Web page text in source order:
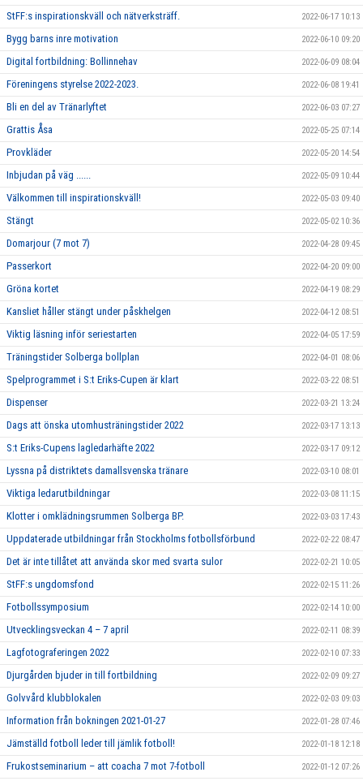
StFF:s inspirationskväll och nätverksträff. 2022-06-17 10:13
Bygg barns inre motivation 2022-06-10 09:20
Digital fortbildning: Bollinnehav 2022-06-09 08:04
Föreningens styrelse 2022-2023. 2022-06-08 19:41
Bli en del av Tränarlyftet 2022-06-03 07:27
Grattis Åsa 2022-05-25 07:14
Provkläder 2022-05-20 14:54
Inbjudan på väg ...... 2022-05-09 10:44
Välkommen till inspirationskväll! 2022-05-03 09:40
Stängt 2022-05-02 10:36
Domarjour (7 mot 7) 2022-04-28 09:45
Passerkort 2022-04-20 09:00
Gröna kortet 2022-04-19 08:29
Kansliet håller stängt under påskhelgen 2022-04-12 08:51
Viktig läsning inför seriestarten 2022-04-05 17:59
Träningstider Solberga bollplan 2022-04-01 08:06
Spelprogrammet i S:t Eriks-Cupen är klart 2022-03-22 08:51
Dispenser 2022-03-21 13:24
Dags att önska utomhusträningstider 2022 2022-03-17 13:13
S:t Eriks-Cupens lagledarhäfte 2022 2022-03-17 09:12
Lyssna på distriktets damallsvenska tränare 2022-03-10 08:01
Viktiga ledarutbildningar 2022-03-08 11:15
Klotter i omklädningsrummen Solberga BP. 2022-03-03 17:43
Uppdaterade utbildningar från Stockholms fotbollsförbund 2022-02-22 08:47
Det är inte tillåtet att använda skor med svarta sulor 2022-02-21 10:05
StFF:s ungdomsfond 2022-02-15 11:26
Fotbollssymposium 2022-02-14 10:00
Utvecklingsveckan 4 – 7 april 2022-02-11 08:39
Lagfotograferingen 2022 2022-02-10 07:33
Djurgården bjuder in till fortbildning 2022-02-09 09:27
Golvvård klubblokalen 2022-02-03 09:03
Information från bokningen 2021-01-27 2022-01-28 07:46
Jämställd fotboll leder till jämlik fotboll! 2022-01-18 12:18
Frukostseminarium – att coacha 7 mot 7-fotboll 2022-01-12 07:26